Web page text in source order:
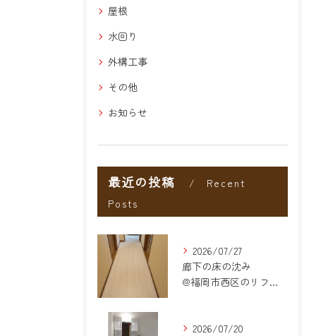
屋根
水回り
外構工事
その他
お知らせ
最近の投稿
Recent
Posts
2026/07/27
廊下の床の沈み
@福岡市西区のリフォーム
2026/07/20